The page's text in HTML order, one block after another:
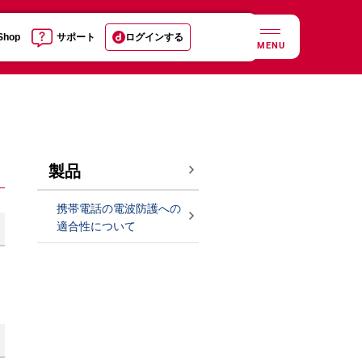
サポート ログインする
MENU
製品
携帯電話の電波防護への
適合性について